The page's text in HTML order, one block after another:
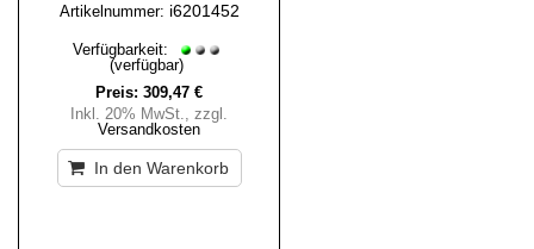
Artikelnummer: i6201452
Verfügbarkeit:
(verfügbar)
Preis: 309,47 €
Inkl. 20% MwSt., zzgl.
Versandkosten
In den Warenkorb